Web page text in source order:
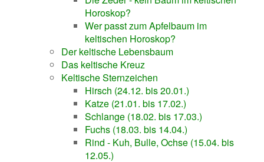
Horoskop?
Wer passt zum Apfelbaum im
keltischen Horoskop?
Der keltische Lebensbaum
Das keltische Kreuz
Keltische Sternzeichen
Hirsch (24.12. bis 20.01.)
Katze (21.01. bis 17.02.)
Schlange (18.02. bis 17.03.)
Fuchs (18.03. bis 14.04.)
Rind - Kuh, Bulle, Ochse (15.04. bis
12.05.)